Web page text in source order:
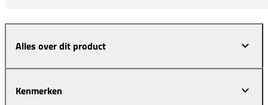
Alles over dit product
Kenmerken